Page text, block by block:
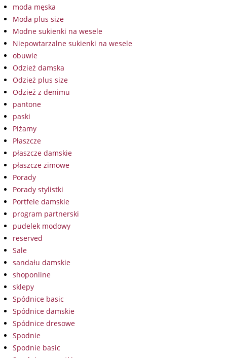
moda męska
Moda plus size
Modne sukienki na wesele
Niepowtarzalne sukienki na wesele
obuwie
Odzież damska
Odzież plus size
Odzież z denimu
pantone
paski
Piżamy
Płaszcze
płaszcze damskie
płaszcze zimowe
Porady
Porady stylistki
Portfele damskie
program partnerski
pudelek modowy
reserved
Sale
sandału damskie
shoponline
sklepy
Spódnice basic
Spódnice damskie
Spódnice dresowe
Spodnie
Spodnie basic